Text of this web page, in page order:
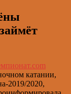
катании,
2019/2020,